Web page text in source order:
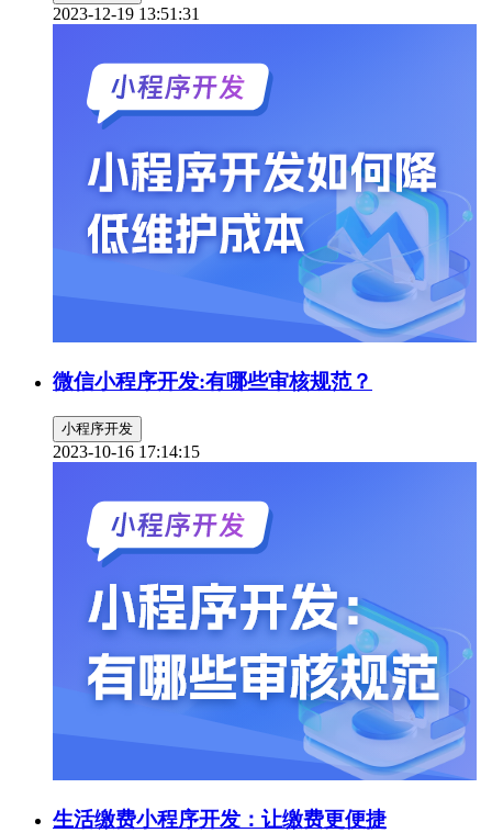
2023-12-19 13:51:31
微信小程序开发:有哪些审核规范？
小程序开发
2023-10-16 17:14:15
生活缴费小程序开发：让缴费更便捷